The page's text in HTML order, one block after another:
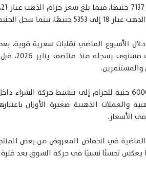
إلى مستوى
وأدى اقتراب سعر الذهب من حاجز 6000 جنيه للجرام إلى
والعملات الذهبية صغيرة الأوزان
الأسعار.
في انخفاض المعروض من بعض
يعكس تحسنًا نسبيًا في حركة السوق بعد